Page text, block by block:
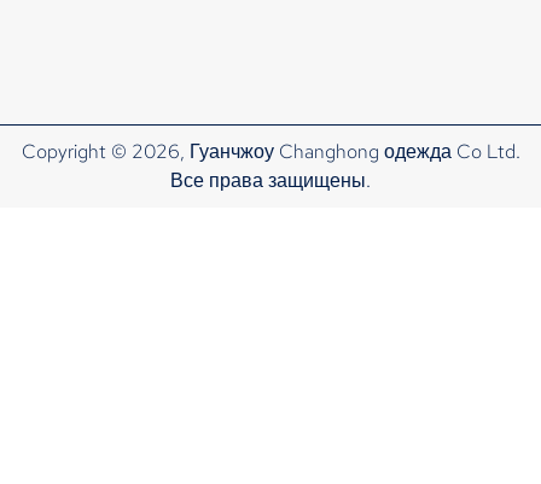
Copyright © 2026, Гуанчжоу Changhong одежда Co Ltd.
Все права защищены.